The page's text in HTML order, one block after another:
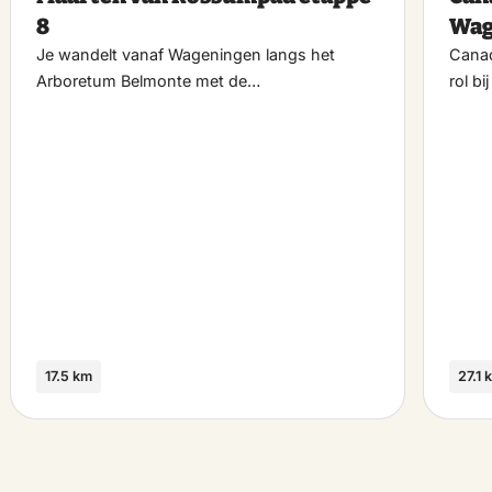
8
Je wandelt vanaf Wageningen langs het
Arboretum Belmonte met de…
17.5 km
rol
27.1